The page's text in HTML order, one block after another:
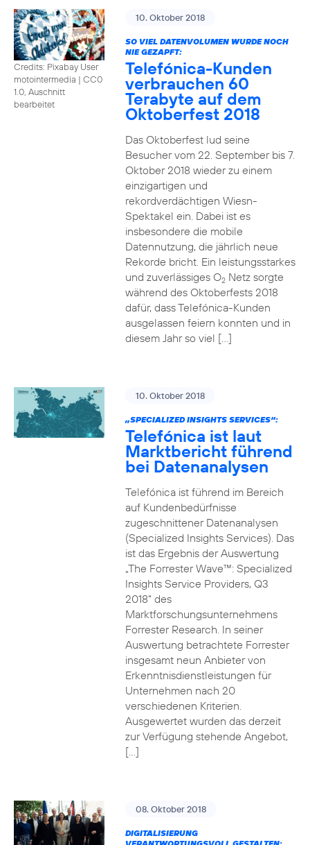
Credits: Pixabay User
motointermedia | CC0
1.0, Auschnitt
bearbeitet
10. Oktober 2018
SO VIEL DATENVOLUMEN WURDE NOCH
NIE GEZAPFT:
Telefónica-Kunden
verbrauchen 60
Terabyte auf dem
Oktoberfest 2018
Das Oktoberfest lud seine
Besucher vom 22. September bis 7.
Oktober 2018 wieder zu einem
einzigartigen und
rekordverdächtigen Wiesn-
Spektakel ein. Dabei ist es
insbesondere die mobile
Datennutzung, die jährlich neue
Rekorde bricht. Ein leistungsstarkes
und zuverlässiges O2Netz sorgte
während des Oktoberfests 2018
dafür, dass Telefónica-Kunden
ausgelassen feiern konnten und in
diesem Jahr so viel […]
10. Oktober 2018
„SPECIALIZED INSIGHTS SERVICES“:
Telefónica ist laut
Marktbericht führend
bei Datenanalysen
Telefónica ist führend im Bereich
auf Kundenbedürfnisse
zugeschnittener Datenanalysen
(Specialized Insights Services). Das
ist das Ergebnis der Auswertung
„The Forrester Wave™: Specialized
Insights Service Providers, Q3
2018“ des
Marktforschungsunternehmens
Forrester Research. In seiner
Auswertung betrachtete Forrester
insgesamt neun Anbieter von
Erkenntnisdienstleistungen für
Unternehmen nach 20
verschiedenen Kriterien.
Ausgewertet wurden das derzeit
zur Verfügung stehende Angebot,
[…]
08. Oktober 2018
DIGITALISIERUNG